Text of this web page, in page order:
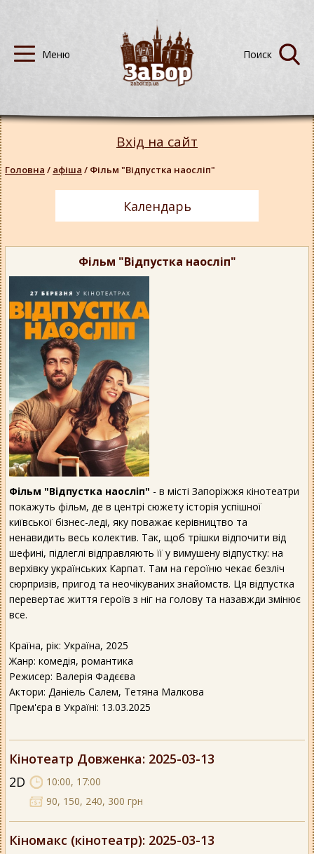
Фільм "Відпустка наосліп"
Фільм "Відпустка наосліп" - в місті Запоріжжя кінотеатри
покажуть фільм, де в центрі сюжету історія успішної
київської бізнес-леді, яку поважає керівництво та
ненавидить весь колектив. Так, щоб трішки відпочити від
шефині, підлеглі відправляють її у вимушену відпустку: на
верхівку українських Карпат. Там на героїню чекає безліч
сюрпризів, пригод та неочікуваних знайомств. Ця відпустка
перевертає життя героїв з ніг на голову та назавжди змінює
все.
Країна, рік: Україна, 2025
Жанр: комедія, романтика
Режисер: Валерія Фадєєва
Актори: Даніель Салем, Тетяна Малкова
Прем'єра в Україні: 13.03.2025
Кінотеатр Довженка: 2025-03-13
2D
10:00, 17:00
90, 150, 240, 300 грн
Кіномакс (кінотеатр): 2025-03-13
Вхід на сайт
Головна / афіша / Фільм "Відпустка наосліп"
Календарь